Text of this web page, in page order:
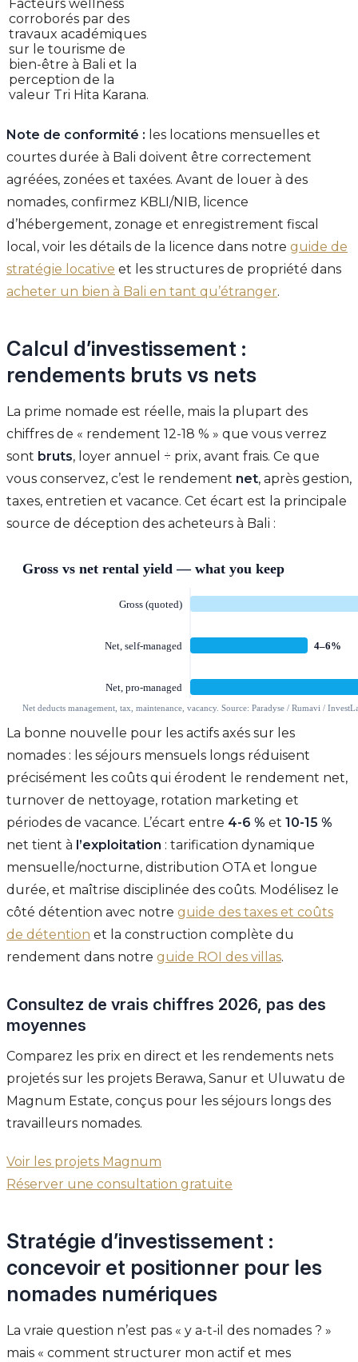
Facteurs wellness
corroborés par des
travaux académiques
sur le tourisme de
bien-être à Bali et la
perception de la
valeur Tri Hita Karana.
Note de conformité : les locations mensuelles et
courtes durée à Bali doivent être correctement
agréées, zonées et taxées. Avant de louer à des
nomades, confirmez KBLI/NIB, licence
d’hébergement, zonage et enregistrement fiscal
local, voir les détails de la licence dans notre guide de
stratégie locative et les structures de propriété dans
acheter un bien à Bali en tant qu’étranger.
Calcul d’investissement :
rendements bruts vs nets
La prime nomade est réelle, mais la plupart des
chiffres de « rendement 12-18 % » que vous verrez
sont bruts, loyer annuel ÷ prix, avant frais. Ce que
vous conservez, c’est le rendement net, après gestion,
taxes, entretien et vacance. Cet écart est la principale
source de déception des acheteurs à Bali :
La bonne nouvelle pour les actifs axés sur les
nomades : les séjours mensuels longs réduisent
précisément les coûts qui érodent le rendement net,
turnover de nettoyage, rotation marketing et
périodes de vacance. L’écart entre 4-6 % et 10-15 %
net tient à l’exploitation : tarification dynamique
mensuelle/nocturne, distribution OTA et longue
durée, et maîtrise disciplinée des coûts. Modélisez le
côté détention avec notre guide des taxes et coûts
de détention et la construction complète du
rendement dans notre guide ROI des villas.
Consultez de vrais chiffres 2026, pas des
moyennes
Comparez les prix en direct et les rendements nets
projetés sur les projets Berawa, Sanur et Uluwatu de
Magnum Estate, conçus pour les séjours longs des
travailleurs nomades.
Voir les projets Magnum
Réserver une consultation gratuite
Stratégie d’investissement :
concevoir et positionner pour les
nomades numériques
La vraie question n’est pas « y a-t-il des nomades ? »
mais « comment structurer mon actif et mes